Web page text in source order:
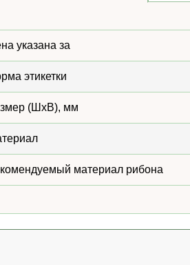
указана за
этикетки
(ШхВ), мм
материал рибона